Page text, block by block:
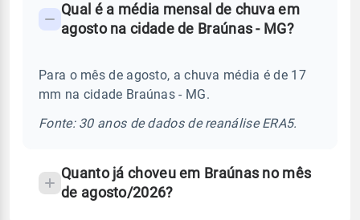
Perguntas
sobre
chuva
Qual é a média mensal de chuva em
agosto na cidade de Braúnas - MG?
Para o mês de agosto, a chuva média é de 17
mm na cidade Braúnas - MG.
Fonte: 30 anos de dados de reanálise ERA5.
Quanto já choveu em Braúnas no mês
de agosto/2026?